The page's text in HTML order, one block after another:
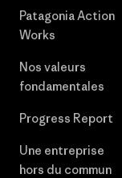
Patagonia Action
Works
Nos valeurs
fondamentales
Progress Report
Une entreprise
hors du commun